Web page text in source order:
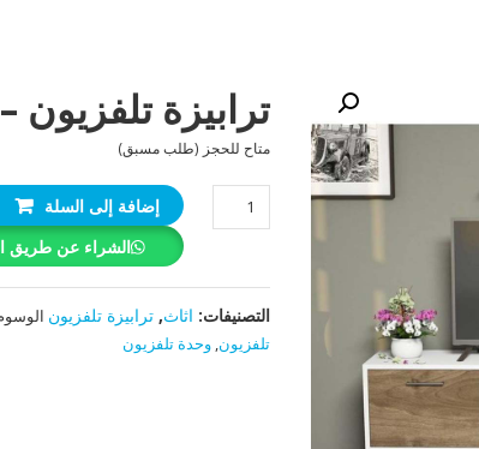
ترابيزة تلفزيون – B 133
متاح للحجز (طلب مسبق)
كمية
ترابيزة
B
133
إضافة إلى السلة
الشراء عن طريق
التصنيفات: اثاث,ترابيزة تلفزيون
تلفزيون,وحدة تلفزيون